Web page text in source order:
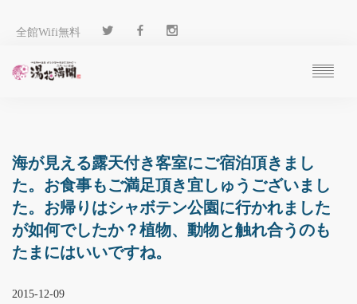
全館Wifi無料
客 室
温 泉
料 理
施 設
アクセス
ブログ
ENGLISH
海が見える露天付き客室にご宿泊頂きまし
た。お食事もご満足頂き宜しゅうございまし
た。お帰りはシャボテン公園に行かれました
が如何でしたか？植物、動物と触れ合うのも
たまにはいいですね。
2015-12-09